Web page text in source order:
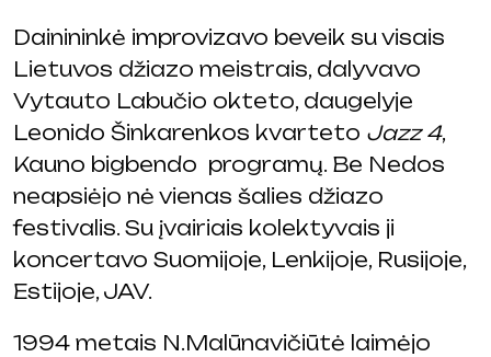
Dainininkė improvizavo beveik su visais
Lietuvos džiazo meistrais, dalyvavo
Vytauto Labučio okteto, daugelyje
Leonido Šinkarenkos kvarteto Jazz 4,
Kauno bigbendo programų. Be Nedos
neapsiėjo nė vienas šalies džiazo
festivalis. Su įvairiais kolektyvais ji
koncertavo Suomijoje, Lenkijoje, Rusijoje,
Estijoje, JAV.
1994 metais N.Malūnavičiūtė laimėjo